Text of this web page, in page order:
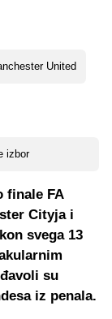
United
izbor
finale FA
Cityja i
svega 13
su
iz penala.